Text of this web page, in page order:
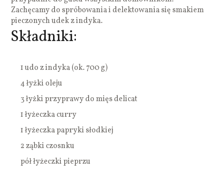
Zachęcamy do spróbowania i delektowania się smakiem
pieczonych udek z indyka.
Składniki:
1 udo z indyka (ok. 700 g)
4 łyżki oleju
3 łyżki przyprawy do mięs delicat
1 łyżeczka curry
1 łyżeczka papryki słodkiej
2 ząbki czosnku
pół łyżeczki pieprzu